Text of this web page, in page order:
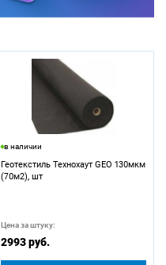
в наличии
Геотекстиль Технохаут GEO 130мкм
(70м2), шт
Цена за штуку:
2993 руб.